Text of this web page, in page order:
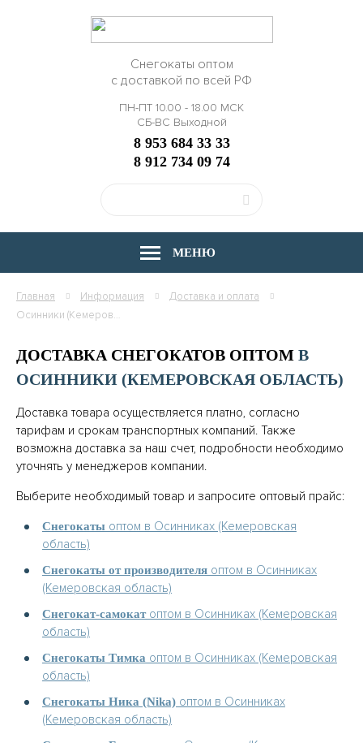
Снегокаты оптом
с доставкой по всей РФ
ПН-ПТ 10.00 - 18.00 МСК
СБ-ВС Выходной
8 953 684 33 33
8 912 734 09 74
МЕНЮ
Главная Информация
Доставка и оплата
Осинники (Кемеровская область)
ДОСТАВКА СНЕГОКАТОВ ОПТОМ В
ОСИННИКИ (КЕМЕРОВСКАЯ ОБЛАСТЬ)
Доставка товара осуществляется платно, согласно
тарифам и срокам транспортных компаний. Также
возможна доставка за наш счет, подробности необходимо
уточнять у менеджеров компании.
Выберите необходимый товар и запросите оптовый прайс:
Снегокаты оптом в Осинниках (Кемеровская
область)
Снегокаты от производителя оптом в Осинниках
(Кемеровская область)
Снегокат-самокатоптом в Осинниках (Кемеровская
область)
Снегокаты Тимка оптом в Осинниках (Кемеровская
область)
Снегокаты Ника (Nika) оптом в Осинниках
(Кемеровская область)